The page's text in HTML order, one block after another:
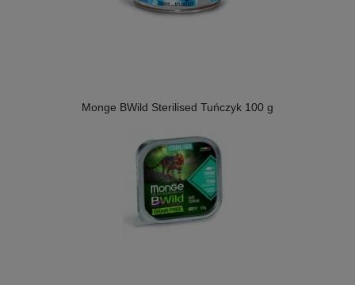
Monge BWild Sterilised Tuńczyk 100 g